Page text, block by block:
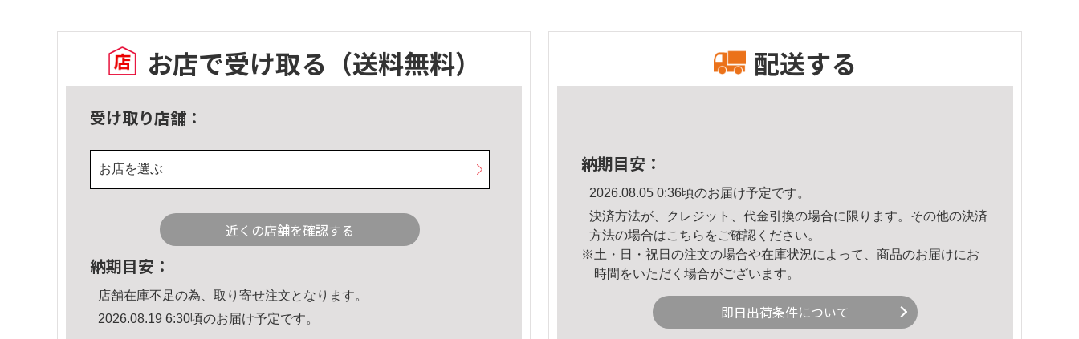
お店で受け取る （送料無料）
受け取り店舗：
お店を選ぶ
近くの店舗を確認する
納期目安：
店舗在庫不足の為、取り寄せ注文となります。
2026.08.19 6:30頃のお届け予定です。
配送する
納期目安：
2026.08.05 0:36頃のお届け予定です。
決済方法が、クレジット、代金引換の場合に限ります。その他の決済
方法の場合はこちら をご確認ください。
※土・日・祝日の注文の場合や在庫状況によって、商品のお届けにお
時間をいただく場合がございます。
即日出荷条件について